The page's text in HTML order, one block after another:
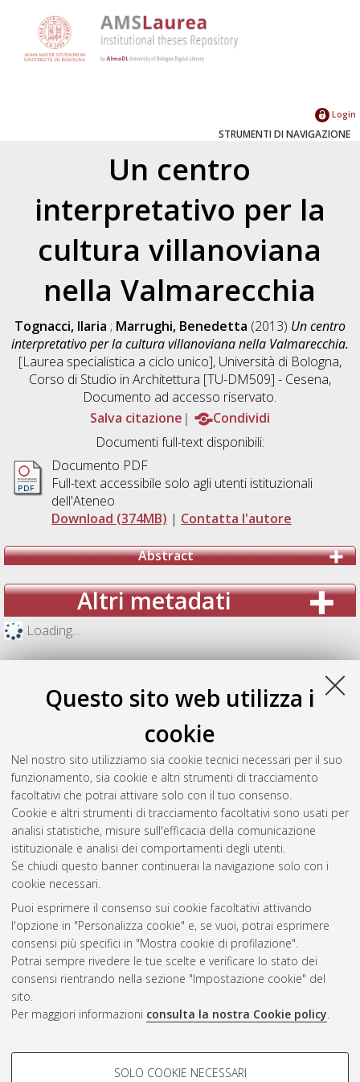
Questo sito web utilizza i
cookie
Nel nostro sito utilizziamo sia cookie tecnici necessari per il suo
funzionamento, sia cookie e altri strumenti di tracciamento
facoltativi che potrai attivare solo con il tuo consenso.
Cookie e altri strumenti di tracciamento facoltativi sono usati per
analisi statistiche, misure sull'efficacia della comunicazione
istituzionale e analisi dei comportamenti degli utenti.
Se chiudi questo banner continuerai la navigazione solo con i
cookie necessari.
Puoi esprimere il consenso sui cookie facoltativi attivando
l'opzione in "Personalizza cookie" e, se vuoi, potrai esprimere
consensi più specifici in "Mostra cookie di profilazione".
Potrai sempre rivedere le tue scelte e verificare lo stato dei
consensi rientrando nella sezione "Impostazione cookie" del
sito.
Per maggiori informazioni consulta la nostra Cookie policy.
COOKIE DI PROFILAZIONE -
SOLO COOKIE NECESSARI
Login
STRUMENTI DI NAVIGAZIONE
Un centro
interpretativo per la
cultura villanoviana
nella Valmarecchia
Tognacci, Ilaria ; Marrughi, Benedetta (2013) Un centro
interpretativo per la cultura villanoviana nella Valmarecchia.
[Laurea specialistica a ciclo unico], Università di Bologna,
Corso di Studio in Architettura [TU-DM509] - Cesena,
Documento ad accesso riservato.
Salva citazione
Condividi
Documenti full-text disponibili:
Documento PDF
Full-text accessibile solo agli utenti istituzionali
dell'Ateneo
Download (374MB) | Contatta l'autore
Abstract
Altri metadati
Loading...
Gestione del documento:
Atom
Rss 1.0
Rss 2.0
AMS Laurea
Impostazioni Cookie
Informativa sulla privacy